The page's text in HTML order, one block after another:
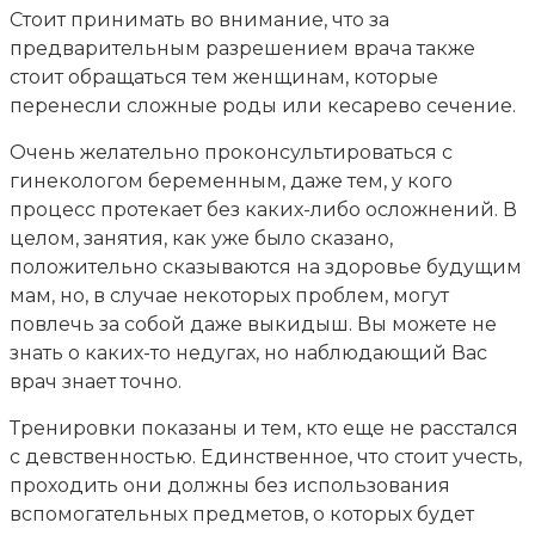
Стоит принимать во внимание, что за
предварительным разрешением врача также
стоит обращаться тем женщинам, которые
перенесли сложные роды или кесарево сечение.
Очень желательно проконсультироваться с
гинекологом беременным, даже тем, у кого
процесс протекает без каких-либо осложнений. В
целом, занятия, как уже было сказано,
положительно сказываются на здоровье будущим
мам, но, в случае некоторых проблем, могут
повлечь за собой даже выкидыш. Вы можете не
знать о каких-то недугах, но наблюдающий Вас
врач знает точно.
Тренировки показаны и тем, кто еще не расстался
с девственностью. Единственное, что стоит учесть,
проходить они должны без использования
вспомогательных предметов, о которых будет